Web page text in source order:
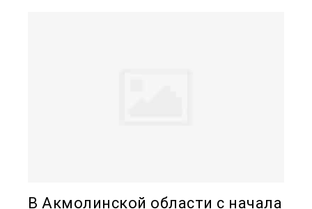
В Акмолинской области с начала